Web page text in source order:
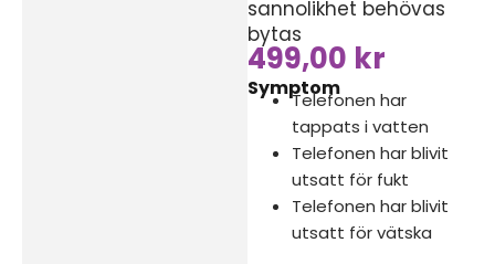
sannolikhet behövas
bytas
499,00 kr
Symptom
Telefonen har
tappats i vatten
Telefonen har blivit
utsatt för fukt
Telefonen har blivit
utsatt för vätska